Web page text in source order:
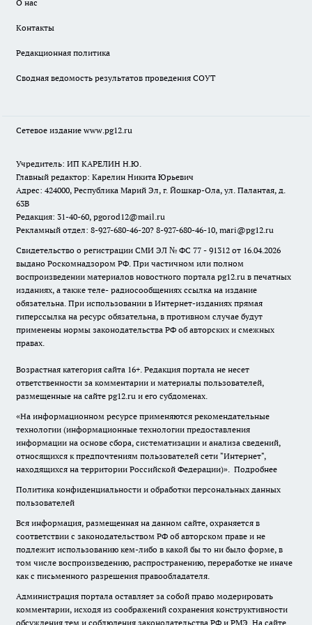
О нас
Контакты
Редакционная политика
Сводная ведомость результатов проведения СОУТ
Сетевое издание www.pg12.ru
Учредитель: ИП КАРЕЛИН Н.Ю.
Главный редактор: Карелин Никита Юрьевич
Адрес: 424000, Республика Марий Эл, г. Йошкар-Ола, ул. Палантая, д.
63В
Редакция: 31-40-60, pgorod12@mail.ru
Рекламный отдел: 8-927-680-46-20? 8-927-680-46-10, mari@pg12.ru
Свидетельство о регистрации СМИ ЭЛ № ФС 77 - 91312 от 16.04.2026
выдано Роскомнадзором РФ. При частичном или полном
воспроизведении материалов новостного портала pg12.ru в печатных
изданиях, а также теле- радиосообщениях ссылка на издание
обязательна. При использовании в Интернет-изданиях прямая
гиперссылка на ресурс обязательна, в противном случае будут
применены нормы законодательства РФ об авторских и смежных
правах.
Возрастная категория сайта 16+. Редакция портала не несет
ответственности за комментарии и материалы пользователей,
размещенные на сайте pg12.ru и его субдоменах.
«На информационном ресурсе применяются рекомендательные
технологии (информационные технологии предоставления
информации на основе сбора, систематизации и анализа сведений,
относящихся к предпочтениям пользователей сети "Интернет",
находящихся на территории Российской Федерации)». Подробнее
Политика конфиденциальности и обработки персональных данных
пользователей
Вся информация, размещенная на данном сайте, охраняется в
соответствии с законодательством РФ об авторском праве и не
подлежит использованию кем-либо в какой бы то ни было форме, в
том числе воспроизведению, распространению, переработке не иначе
как с письменного разрешения правообладателя.
Администрация портала оставляет за собой право модерировать
комментарии, исходя из соображений сохранения конструктивности
обсуждения тем и соблюдения законодательства РФ и РМЭ. На сайте